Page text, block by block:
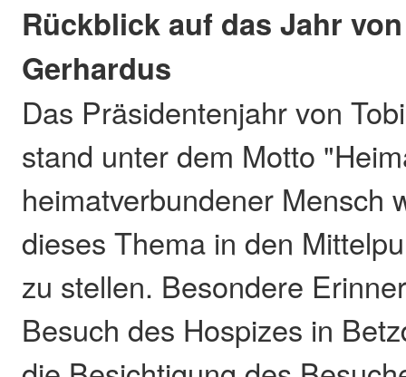
Rückblick auf das Jahr
Gerhardus
Das Präsidentenjahr von
stand unter dem Motto
heimatverbundener Mensch
dieses Thema in den
zu stellen. Besondere
Besuch des Hospizes in